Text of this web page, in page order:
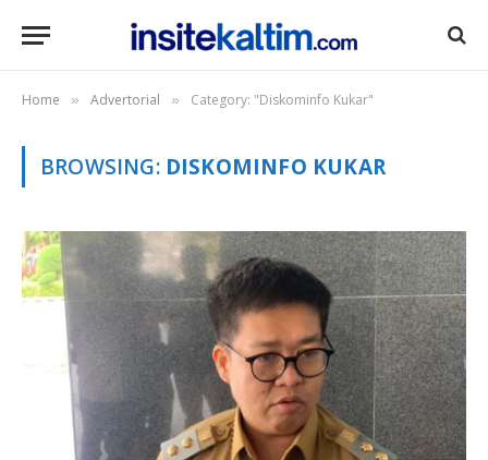
Home » Advertorial » Category: "Diskominfo Kukar"
BROWSING: DISKOMINFO KUKAR